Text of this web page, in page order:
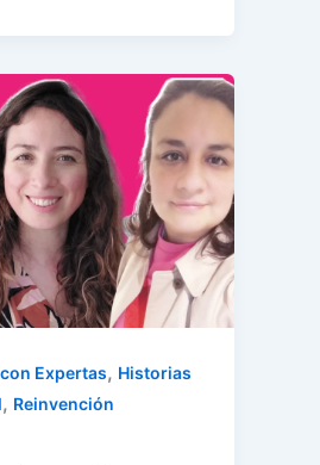
Expertas, Historias
, Reinvención